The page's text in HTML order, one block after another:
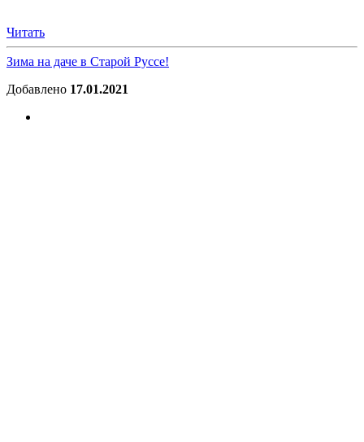
Читать
Зима на даче в Старой Руссе!
Добавлено 17.01.2021